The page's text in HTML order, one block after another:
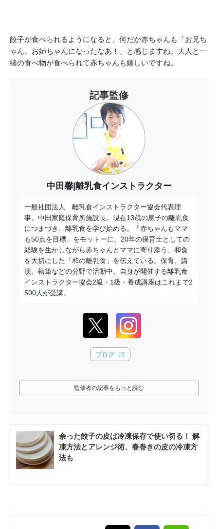
餃子が食べられるようになると、何だか赤ちゃんも「お兄ち
ゃん、お姉ちゃんになったなあ！」と感じますね。大人と一
緒の食べ物が食べられて赤ちゃんも嬉しいですね。
記事監修
中田馨|離乳食インストラクター
一般社団法人 離乳食インストラクター協会代表理
事。中田家庭保育所施設長。現在13歳の息子の離乳食
につまづき、離乳食を学び始める。「赤ちゃんもママ
も50点を目標」をモットーに、20年の保育士としての
経験を生かしながら赤ちゃんとママに寄り添う、和食
を大切にした「和の離乳食」を伝えている。保育、講
演、執筆などの分野で活動中。自身が開催する離乳食
インストラクター協会2級・1級・養成講座はこれまで2
500人が受講。
ブログ
監修者の記事をもっと読む
余った餃子の皮は冷凍保存で使い切る！ 解
凍方法とアレンジ術、春巻きの皮の冷凍方
法も